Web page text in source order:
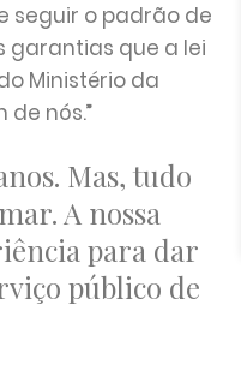
seguir o padrão de
garantias que a lei
Ministério da
nós.”
Mas, tudo
A nossa
para dar
público de